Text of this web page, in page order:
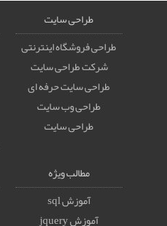
طراحی سایت
طراحی فروشگاه اینترنتی
شرکت طراحی سایت
طراحی سایت حرفه ای
طراحی وب سایت
طراحی سایت
مطالب ویژه
آموزش sql
آموزش jquery